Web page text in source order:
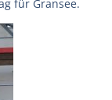
für Gransee.